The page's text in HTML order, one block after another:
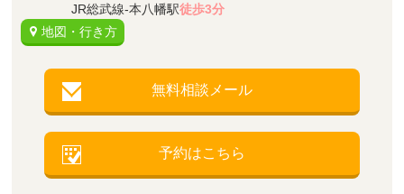
JR総武線-本八幡駅徒歩3分
地図・行き方
無料相談メール
予約はこちら